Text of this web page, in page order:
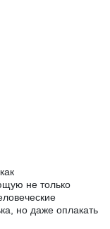
не только
но даже оплакать